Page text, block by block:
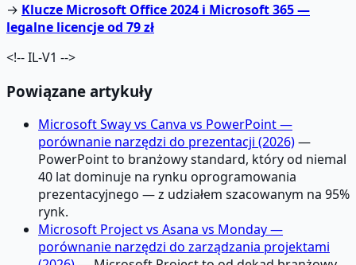
→ Klucze Microsoft Office 2024 i Microsoft 365 —
legalne licencje od 79 zł
<!-- IL-V1 -->
Powiązane artykuły
Microsoft Sway vs Canva vs PowerPoint —
porównanie narzędzi do prezentacji (2026)—
PowerPoint to branżowy standard, który od niemal
40 lat dominuje na rynku oprogramowania
prezentacyjnego — z udziałem szacowanym na 95%
rynk.
Microsoft Project vs Asana vs Monday —
porównanie narzędzi do zarządzania projektami